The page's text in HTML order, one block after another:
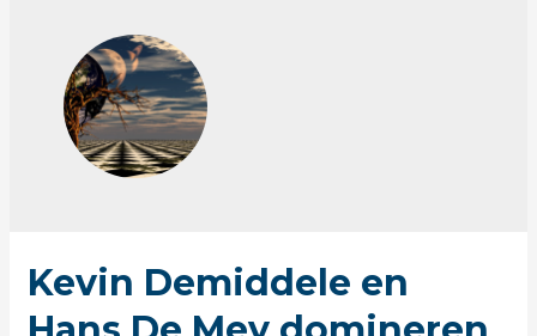
Kevin Demiddele en